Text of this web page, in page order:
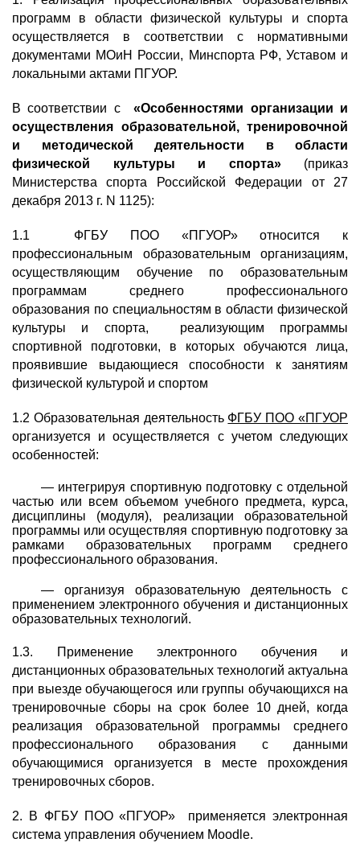
программ в области физической культуры и спорта
осуществляется в соответствии с нормативными
документами МОиН России, Минспорта РФ, Уставом и
локальными актами ПГУОР.
В соответствии с«Особенностями организации и
осуществления образовательной, тренировочной
и методической деятельности в области
физической культуры и спорта»(приказ
Министерства спорта Российской Федерации от 27
декабря 2013 г. N 1125):
1.1 ФГБУ ПОО «ПГУОР» относится к
профессиональным образовательным организациям,
осуществляющим обучение по образовательным
программам среднего профессионального
образования по специальностям в области физической
культуры и спорта, реализующим программы
спортивной подготовки, в которых обучаются лица,
проявившие выдающиеся способности к занятиям
физической культурой и спортом
1.2 Образовательная деятельность ФГБУ ПОО «ПГУОР
организуется и осуществляется с учетом следующих
особенностей:
— интегрируя спортивную подготовку с отдельной
частью или всем объемом учебного предмета, курса,
дисциплины (модуля), реализации образовательной
программы или осуществляя спортивную подготовку за
рамками образовательных программ среднего
профессионального образования.
— организуя образовательную деятельность с
применением электронного обучения и дистанционных
образовательных технологий.
1.3. Применение электронного обучения и
дистанционных образовательных технологий актуальна
при выезде обучающегося или группы обучающихся на
тренировочные сборы на срок более 10 дней, когда
реализация образовательной программы среднего
профессионального образования с данными
обучающимися организуется в месте прохождения
тренировочных сборов.
2. В ФГБУ ПОО «ПГУОР» применяется электронная
система управления обучением Moodle.